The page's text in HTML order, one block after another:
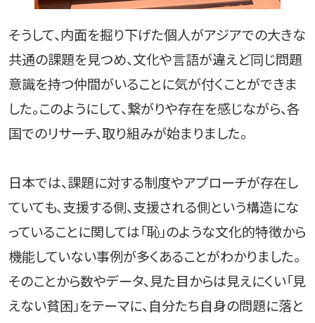
そうして、内面を掘り下げた個人がアジアでの大きな
共通の課題を見つめ、文化や言語が違えど同じ問題
意識を持つ仲間がいることに気が付くことができま
した。このようにして、繋がりや存在を感じながら、各
国でのリサーチ、取り組みが始まりました。
日本では、課題に対する制度やアプローチが存在し
ていても、支援する側、支援される側という構造にな
っていることに関しては「恥」のような文化的特徴から
機能していない事例が多くあることがわかりました。
そのことから数やデータ、見た目からは見えにくい「見
えない貧困」をテーマに、自分たち自身の問題に落と